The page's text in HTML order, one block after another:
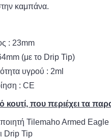
καμπάνα.
: 23mm
(με το Drip Tip)
υγρού : 2ml
: CE
κουτί, που περιέχει τα
Tilemaho Armed Eagle
Drip Tip